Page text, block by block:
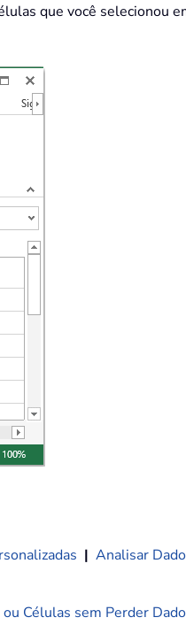
que você selecionou
| Analisar
Células sem Perder